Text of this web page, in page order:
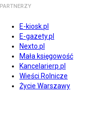
PARTNERZY
E-kiosk.pl
E-gazety.pl
Nexto.pl
Mała księgowość
Kancelarierp.pl
Wieści Rolnicze
Życie Warszawy